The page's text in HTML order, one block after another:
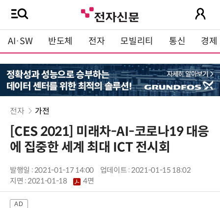
AI·SW 반도체 전자 모빌리티 통신 경제
전자 가전
[CES 2021] 미래차-AI-코로나19 대응
에 집중한 세계 최대 ICT 전시회
발행일 : 2021-01-17 14:00
업데이트 : 2021-01-15 18:02
지면 :2021-01-18 4면